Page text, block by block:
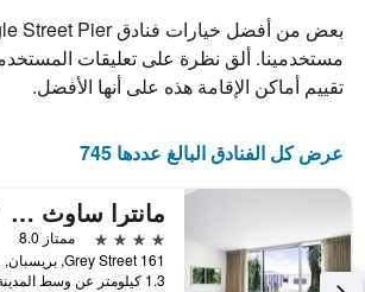
مستخدمينا. ألق نظرة على تعليقات
تقييم أماكن الإقامة هذه على أنها الأفضل.
عرض كل الفنادق البالغ عددها 745
مانترا ساوث بانك بريسبان
4 نجوم
ممتاز 8.0
1.3 كيلومتر عن وسط المدينة